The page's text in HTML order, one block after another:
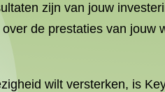
zijn van jouw
de prestaties van jouw
wilt versterken, is